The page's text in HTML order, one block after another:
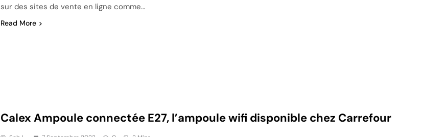
sur des sites de vente en ligne comme…
Read More
Calex Ampoule connectée E27, l’ampoule wifi disponible chez Carrefour